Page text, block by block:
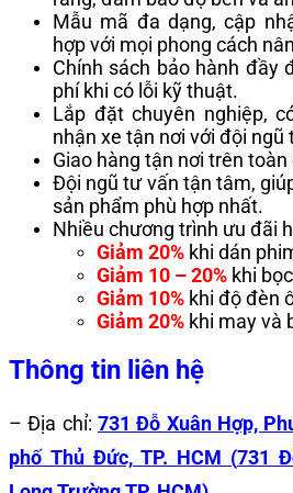
Mẫu mã đa dạng, cập
hợp với mọi phong cách
Chính sách bảo hành đầy
phí khi có lỗi kỹ thuật.
Lắp đặt chuyên nghiệp,
nhận xe tận nơi với đội ngũ
Giao hàng tận nơi trên
Đội ngũ tư vấn tận tâm,
sản phẩm phù hợp nhất.
Nhiều chương trình ưu đãi
Giảm 20% khi dán
Giảm 10 – 20% khi
Giảm 10% khi độ đèn
Giảm 20% khi may và
Thông tin liên hệ
– Địa chỉ: 731 Đỗ Xuân Hợp,
phố Thủ Đức, TP. HCM (731